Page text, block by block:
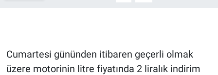
Cumartesi gününden itibaren geçerli olmak
üzere motorinin litre fiyatında 2 liralık indirim